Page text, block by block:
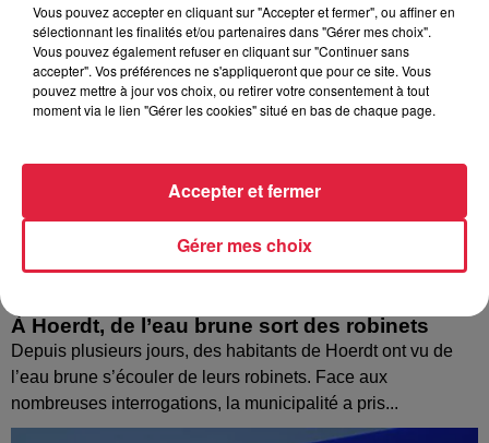
À Hoerdt, de l’eau brune sort des robinets
Depuis plusieurs jours, des habitants de Hoerdt ont vu de
l’eau brune s’écouler de leurs robinets. Face aux
nombreuses interrogations, la municipalité a pris...
Vous pouvez accepter en cliquant sur "Accepter et fermer", ou affiner en
sélectionnant les finalités et/ou partenaires dans "Gérer mes choix".
Vous pouvez également refuser en cliquant sur "Continuer sans
accepter". Vos préférences ne s'appliqueront que pour ce site. Vous
pouvez mettre à jour vos choix, ou retirer votre consentement à tout
moment via le lien "Gérer les cookies" situé en bas de chaque page.
Gérer mes choix
Accepter et fermer